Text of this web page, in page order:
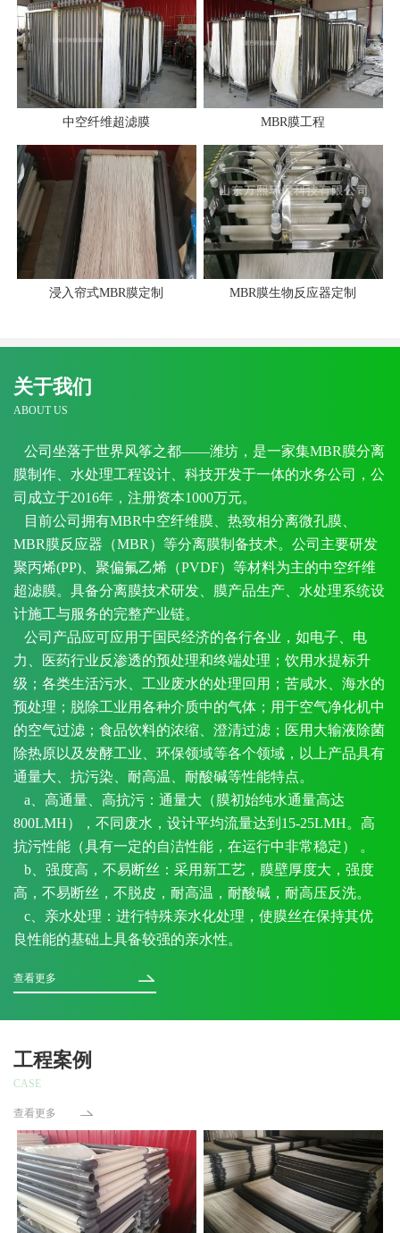
中空纤维超滤膜 MBR膜工程
浸入帘式MBR膜定制 MBR膜生物反应器定制
关于我们
ABOUT US
公司坐落于世界风筝之都——潍坊，是一家集MBR膜分离
膜制作、水处理工程设计、科技开发于一体的水务公司，公
司成立于2016年，注册资本1000万元。
目前公司拥有MBR中空纤维膜、热致相分离微孔膜、
MBR膜反应器（MBR）等分离膜制备技术。公司主要研发
聚丙烯(PP)、聚偏氟乙烯（PVDF）等材料为主的中空纤维
超滤膜。具备分离膜技术研发、膜产品生产、水处理系统设
计施工与服务的完整产业链。
公司产品应可应用于国民经济的各行各业，如电子、电
力、医药行业反渗透的预处理和终端处理；饮用水提标升
级；各类生活污水、工业废水的处理回用；苦咸水、海水的
预处理；脱除工业用各种介质中的气体；用于空气净化机中
的空气过滤；食品饮料的浓缩、澄清过滤；医用大输液除菌
除热原以及发酵工业、环保领域等各个领域，以上产品具有
通量大、抗污染、耐高温、耐酸碱等性能特点。
a、高通量、高抗污：通量大（膜初始纯水通量高达
800LMH），不同废水，设计平均流量达到15-25LMH。高
抗污性能（具有一定的自洁性能，在运行中非常稳定） 。
b、强度高，不易断丝：采用新工艺，膜壁厚度大，强度
高，不易断丝，不脱皮，耐高温，耐酸碱，耐高压反洗。
c、亲水处理：进行特殊亲水化处理，使膜丝在保持其优
良性能的基础上具备较强的亲水性。
查看更多
工程案例
CASE
查看更多